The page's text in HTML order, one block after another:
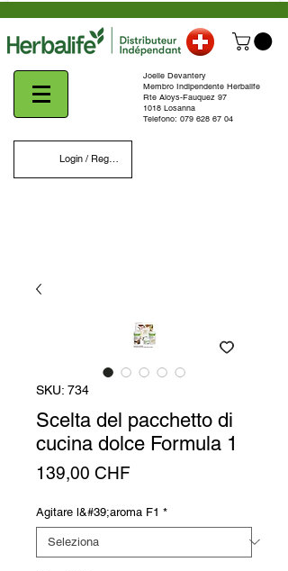
Login / Register
Joelle Devantery
Membro Indipendente Herbalife
Rte Aloys-Fauquez 97
1018 Losanna
Telefono: 079 628 67 04
SKU: 734
Scelta del pacchetto di
cucina dolce Formula 1
139,00 CHF
Agitare l&#39;aroma F1 *